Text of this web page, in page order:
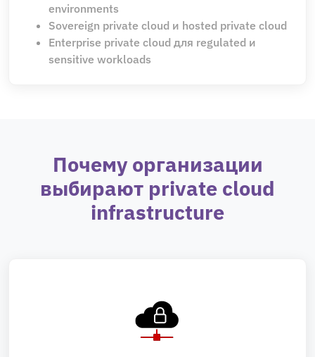
environments
Sovereign private cloud и hosted private cloud
Enterprise private cloud для regulated и
sensitive workloads
Почему организации
выбирают private cloud
infrastructure